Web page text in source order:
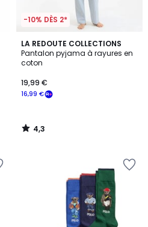
-10% DÈS 2*
LA REDOUTE COLLECTIONS
Pantalon pyjama à rayures en
coton
16,99 €
19,99 €
4,3
/ 5
4,3
/